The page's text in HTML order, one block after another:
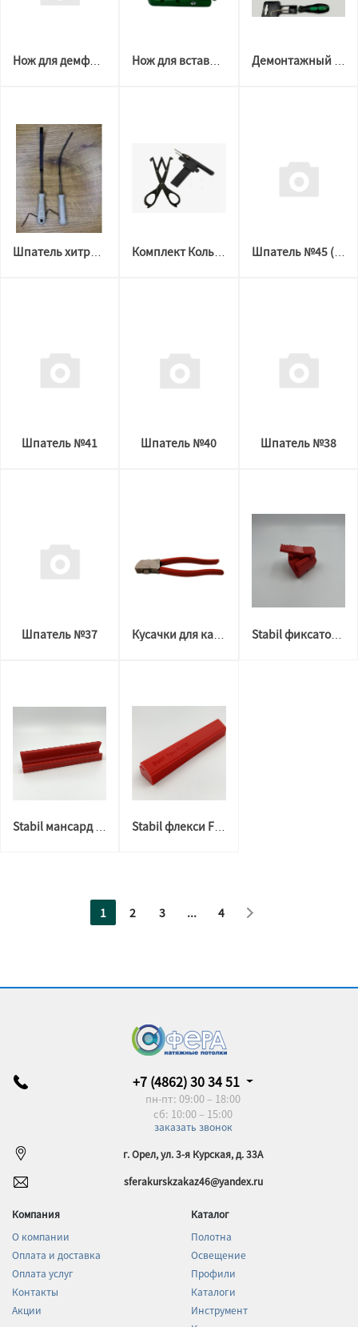
Нож для демфера Excalibur
Шпатель хитрый надфиль ХН Комплект Кольцевстав и вырезалка Шпатель №45 ( костет )
Шпатель №41 Шпатель №40 Шпатель №38
Шпатель №37 Кусачки для карнизов ПК-5 Stabil фиксатор для третьей руки на еврокраб
1 2 3 ... 4
+7 (4862) 30 34 51
пн-пт: 09:00 – 18:00
сб: 10:00 – 15:00
заказать звонок
г. Орел, ул. 3-я Курская, д. 33А
sferakurskzakaz46@yandex.ru
Компания
О компании
Оплата и доставка
Оплата услуг
Контакты
Акции
Каталог
Полотна
Освещение
Профили
Каталоги
Инструмент